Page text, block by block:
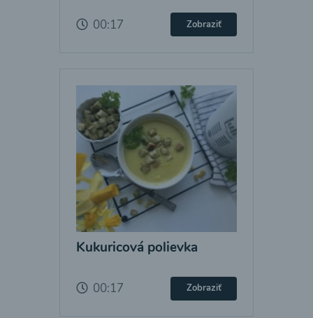
00:17 Zobraziť
Kukuricová polievka
00:17 Zobraziť